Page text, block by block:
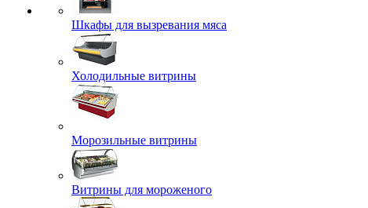
Шкафы для вызревания мяса
Холодильные витрины
Морозильные витрины
Витрины для мороженого